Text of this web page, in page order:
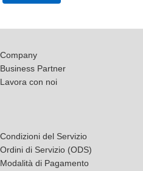
Company
Business Partner
Lavora con noi
Condizioni del Servizio
Ordini di Servizio (ODS)
Modalità di Pagamento